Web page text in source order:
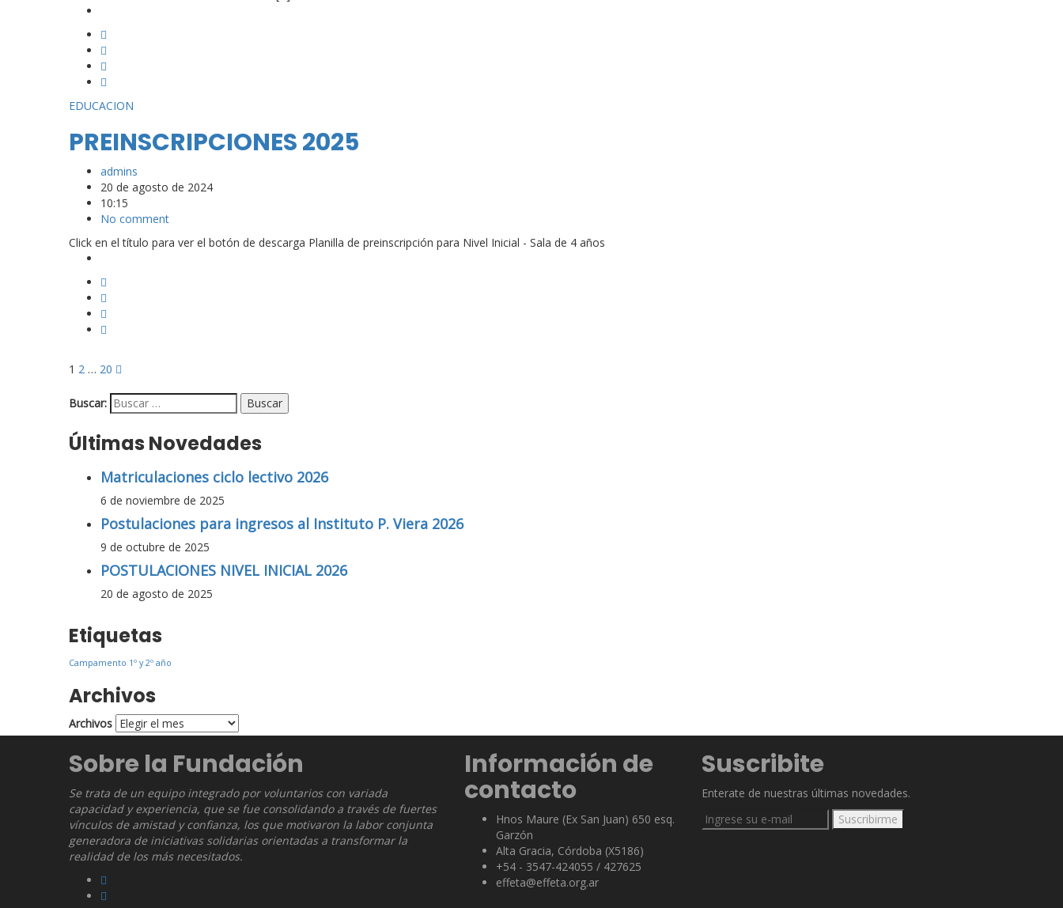
EDUCACION
PREINSCRIPCIONES 2025
admins
20 de agosto de 2024
10:15
No comment
Click en el título para ver el botón de descarga Planilla de preinscripción para Nivel Inicial - Sala de 4 años
1 2 … 20
Buscar:
Últimas Novedades
Matriculaciones ciclo lectivo 2026
6 de noviembre de 2025
Postulaciones para ingresos al Instituto P. Viera 2026
9 de octubre de 2025
POSTULACIONES NIVEL INICIAL 2026
20 de agosto de 2025
Etiquetas
Campamento 1º y 2º año
Archivos
Archivos
Sobre la Fundación
Se trata de un equipo integrado por voluntarios con variada
capacidad y experiencia, que se fue consolidando a través de fuertes
vínculos de amistad y confianza, los que motivaron la labor conjunta
generadora de iniciativas solidarias orientadas a transformar la
realidad de los más necesitados.
Información de
contacto
Hnos Maure (Ex San Juan) 650 esq.
Garzón
Alta Gracia, Córdoba (X5186)
+54 - 3547-424055 / 427625
effeta@effeta.org.ar
Suscribite
Enterate de nuestras últimas novedades.
Suscribirme